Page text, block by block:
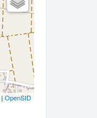
| OpenSID